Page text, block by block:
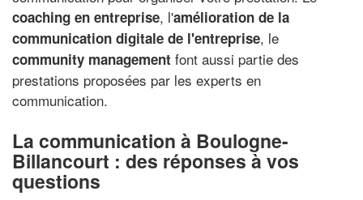
coaching en entreprise, l'amélioration de la
communication digitale de l'entreprise, le
community management font aussi partie des
prestations proposées par les experts en
communication.
La communication à Boulogne-
Billancourt : des réponses à vos
questions